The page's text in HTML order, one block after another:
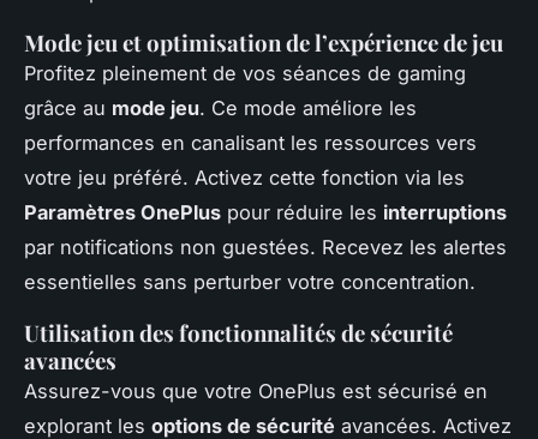
Mode jeu et optimisation de l’expérience de jeu
Profitez pleinement de vos séances de gaming
grâce au mode jeu. Ce mode améliore les
performances en canalisant les ressources vers
votre jeu préféré. Activez cette fonction via les
Paramètres OnePlus pour réduire les interruptions
par notifications non guestées. Recevez les alertes
essentielles sans perturber votre concentration.
Utilisation des fonctionnalités de sécurité
avancées
Assurez-vous que votre OnePlus est sécurisé en
explorant les options de sécurité avancées. Activez